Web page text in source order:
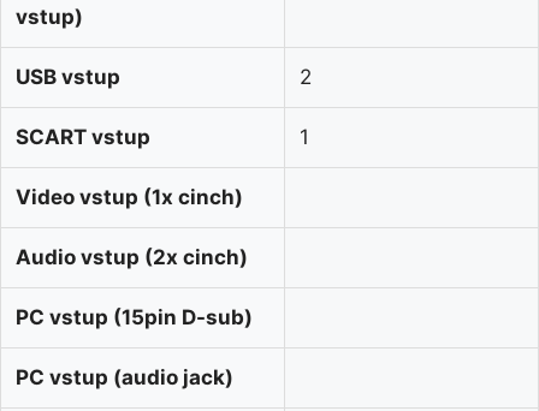
vstup)
USB vstup 2
SCART vstup 1
Video vstup (1x cinch)
Audio vstup (2x cinch)
PC vstup (15pin D-sub)
PC vstup (audio jack)